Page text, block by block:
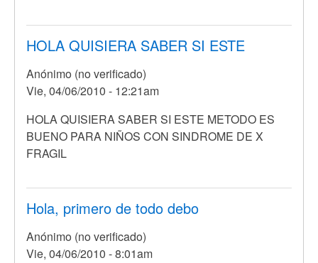
HOLA QUISIERA SABER SI ESTE
Anónimo (no verificado)
Vie, 04/06/2010 - 12:21am
HOLA QUISIERA SABER SI ESTE METODO ES
BUENO PARA NIÑOS CON SINDROME DE X
FRAGIL
Hola, primero de todo debo
Anónimo (no verificado)
Vie, 04/06/2010 - 8:01am